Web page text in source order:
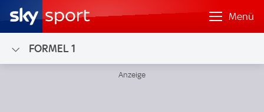
Menü
FORMEL 1